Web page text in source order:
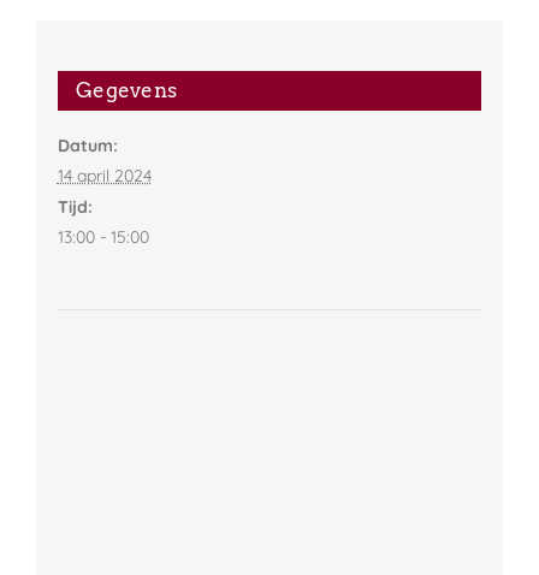
Gegevens
Datum:
14 april 2024
Tijd:
13:00 - 15:00